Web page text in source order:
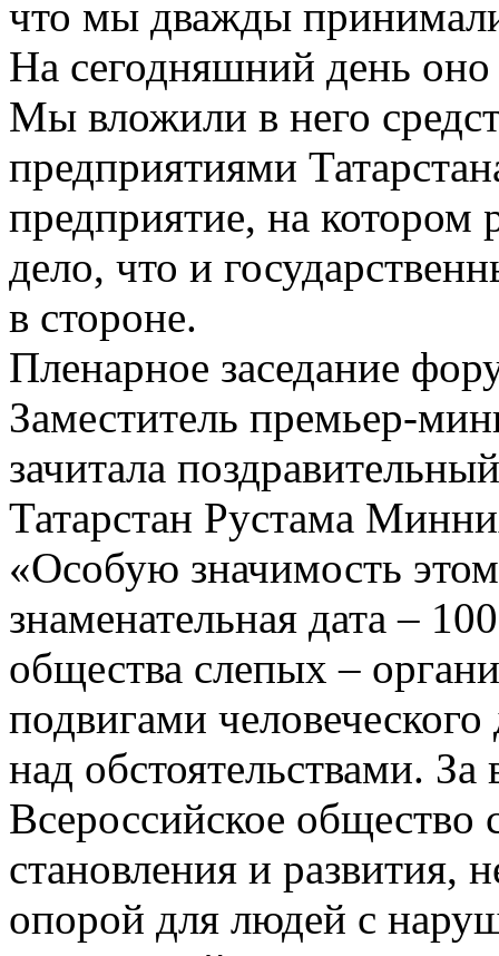
что мы дважды
На сегодняшний день оно
Мы вложили в него
предприятиями
предприятие, на
дело, что и
в стороне.
Пленарное заседание
Заместитель премьер-
зачитала
Татарстан Рустама
«Особую значимость
знаменательная дата –
общества слепых –
подвигами
над обстоятельствами.
Всероссийское
становления и развития,
опорой для людей с